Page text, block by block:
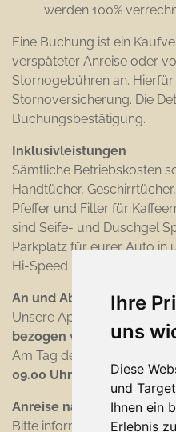
Ihre
uns
Diese
und
Ihnen ein
Erlebnis
werden 100%
Eine Buchung ist ein
verspäteter Anreise oder
Stornogebühren an.
Stornoversicherung. Die
Buchungsbestätigung.
Inklusivleistungen
Sämtliche Betriebskosten
Handtücher,
Pfeffer und Filter für
sind Seife- und Duschgel
Parkplatz für eurer Auto in
Hi-Speed Internet im
An und Abreise
Unsere Apartments können
bezogen werden.
Am Tag der Abreise bitten
09.00 Uhr freizugeben.
Anreise nach 20.00 Uhr
Bitte informiere uns, wenn